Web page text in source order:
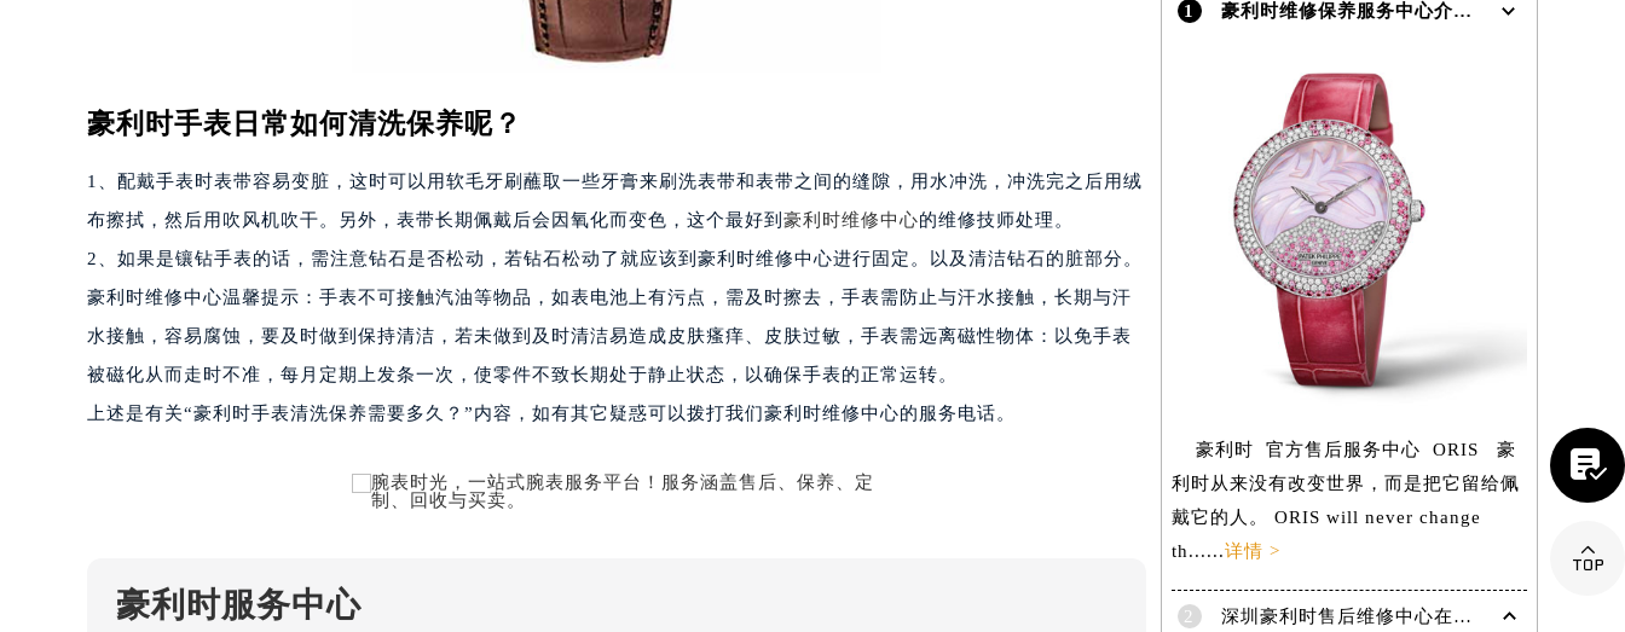
佛山市禅城区季华五路57号万科金融中心C座12层1205室（需提前预约）
东莞市东城街道鸿福东路1号民盈国贸中心T1写字楼9层907室（需提前预约）
南通市崇川区工农路57号圆融广场写字楼16层1603室（需提前预约）
武汉市江汉区解放大道686号世界贸易大厦38层09室（需提前预约）
南宁市青秀区金湖路59号地王大厦12楼1224室（需提前预约）
合肥市蜀山区潜山路111号万象城华润大厦B座12楼03室（需提前预约）
泉州市丰泽区宝洲路729号浦西万达中心写字楼A座7楼709室（需提前预约）
青岛市南区山东路6号华润大厦B座22层04室（需提前预约）
烟台市芝罘区胜利路139号万达金融中心A座907室（需提前预约）
贵阳市南明区都司高架桥路33号亨特国际金融中心14楼14D（需提前预约）
石家庄市长安区中山东路39号勒泰中心写字楼B座13层07室（需提前预约）
唐山市路南区新华东道100号万达广场写字楼A座10层1002室（需提前预约）
豪利时手表日常如何清洗保养呢？
1、配戴手表时表带容易变脏，这时可以用软毛牙刷蘸取一些牙膏来刷洗表带和表带之间的缝隙，用水冲洗，冲洗完之后用绒
布擦拭，然后用吹风机吹干。另外，表带长期佩戴后会因氧化而变色，这个最好到 豪利时维修中心的维修技师处理。
2、如果是镶钻手表的话，需注意钻石是否松动，若钻石松动了就应该到豪利时维修中心进行固定。以及清洁钻石的脏部分。
豪利时维修中心温馨提示：手表不可接触汽油等物品，如表电池上有污点，需及时擦去，手表需防止与汗水接触，长期与汗
水接触，容易腐蚀，要及时做到保持清洁，若未做到及时清洁易造成皮肤瘙痒、皮肤过敏，手表需远离磁性物体：以免手表
被磁化从而走时不准，每月定期上发条一次，使零件不致长期处于静止状态，以确保手表的正常运转。
上述是有关“豪利时手表清洗保养需要多久？”内容，如有其它疑惑可以拨打我们豪利时维修中心的服务电话。
豪利时服务中心
1 豪利时维修保养服务中心介绍 | Oris
豪利时 官方售后服务中心 ORIS 豪
利时从来没有改变世界，而是把它留给佩
戴它的人。 ORIS will never change
th......详情 >
2 深圳豪利时售后维修中心在哪里？

